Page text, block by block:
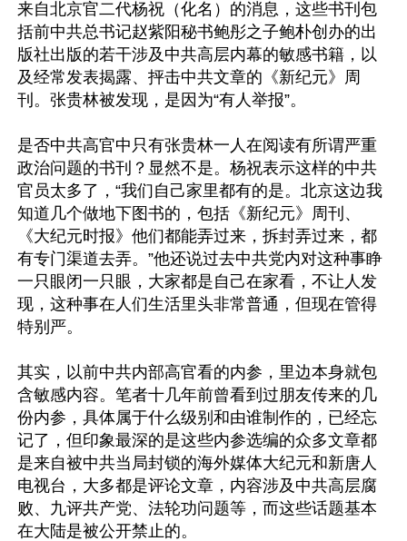
来自北京官二代杨祝（化名）的消息，这些书刊包
括前中共总书记赵紫阳秘书鲍彤之子鲍朴创办的出
版社出版的若干涉及中共高层内幕的敏感书籍，以
及经常发表揭露、抨击中共文章的《新纪元》周
刊。张贵林被发现，是因为“有人举报”。
是否中共高官中只有张贵林一人在阅读有所谓严重
政治问题的书刊？显然不是。杨祝表示这样的中共
官员太多了，“我们自己家里都有的是。北京这边我
知道几个做地下图书的，包括《新纪元》周刊、
《大纪元时报》他们都能弄过来，拆封弄过来，都
有专门渠道去弄。”他还说过去中共党内对这种事睁
一只眼闭一只眼，大家都是自己在家看，不让人发
现，这种事在人们生活里头非常普通，但现在管得
特别严。
其实，以前中共内部高官看的内参，里边本身就包
含敏感内容。笔者十几年前曾看到过朋友传来的几
份内参，具体属于什么级别和由谁制作的，已经忘
记了，但印象最深的是这些内参选编的众多文章都
是来自被中共当局封锁的海外媒体大纪元和新唐人
电视台，大多都是评论文章，内容涉及中共高层腐
败、九评共产党、法轮功问题等，而这些话题基本
在大陆是被公开禁止的。